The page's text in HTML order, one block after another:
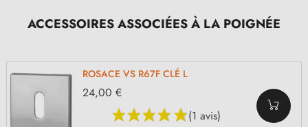
ACCESSOIRES ASSOCIÉES À LA POIGNÉE
ROSACE VS R67F CLÉ L
(1 avis)
24,00 €